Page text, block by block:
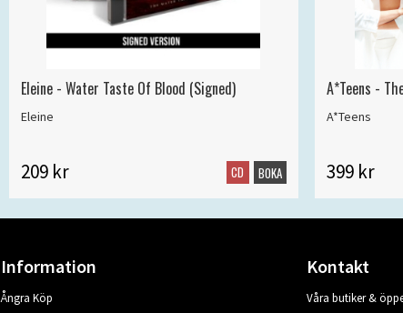
Eleine - Water Taste Of Blood (Signed)
Eleine
209 kr CD BOKA
A*Teens -
A*Teens
399 kr
Information
Ångra Köp
Kontakt
Våra butiker &